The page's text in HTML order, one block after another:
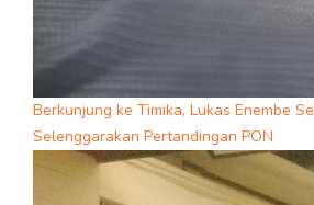
Berkunjung ke Timika, Lukas Enembe
Selenggarakan Pertandingan PON